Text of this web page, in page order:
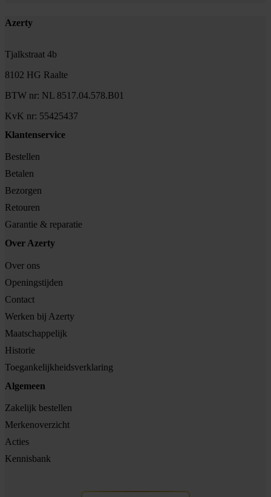
Footer
Azerty
Tjalkstraat 4b
8102 HG Raalte
BTW nr: NL 8517.04.578.B01
KvK nr: 55425437
Klantenservice
Bestellen
Betalen
Bezorgen
Retouren
Garantie & reparatie
Over Azerty
Over ons
Openingstijden
Contact
Werken bij Azerty
Maatschappelijk
Historie
Toegankelijkheidsverklaring
Algemeen
Zakelijk bestellen
Merkenoverzicht
Acties
Kennisbank